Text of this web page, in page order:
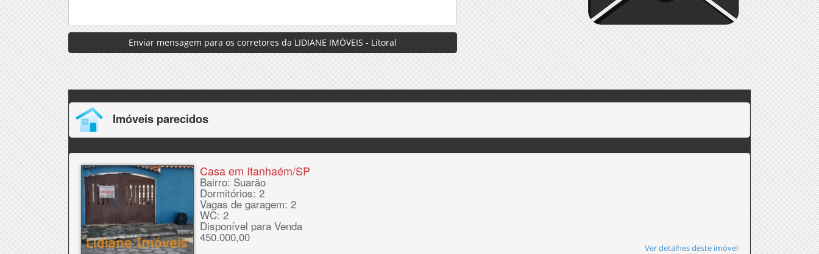
Enviar mensagem para os corretores da LIDIANE IMÓVEIS - Litoral
Imóveis parecidos
Casa em Itanhaém/SP
Bairro: Suarão
Dormitórios: 2
Vagas de garagem: 2
WC: 2
Disponível para Venda
450.000,00
Ver detalhes deste imóvel